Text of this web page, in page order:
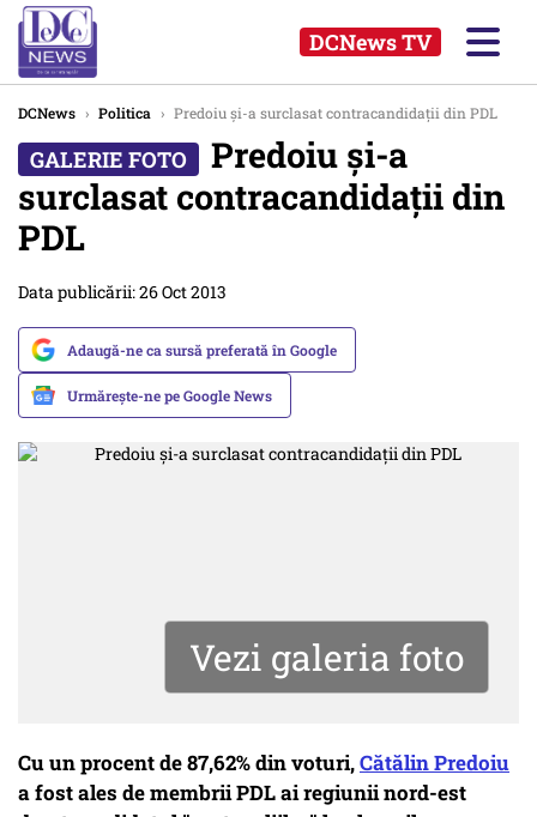
DCNews TV
DCNews › Politica › Predoiu și-a surclasat contracandidații din PDL
Predoiu și-a
surclasat contracandidații din
PDL
Data publicării: 26 Oct 2013
Adaugă-ne ca sursă preferată în Google
Urmărește-ne pe Google News
Vezi galeria foto
Cu un procent de 87,62% din voturi,Cătălin Predoiu
a fost ales de membrii PDL ai regiunii nord-est